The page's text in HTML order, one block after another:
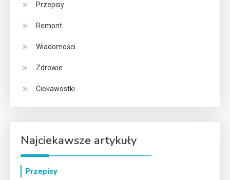
Przepisy
Remont
Wiadomości
Zdrowie
Ciekawostki
Najciekawsze artykuły
Przepisy